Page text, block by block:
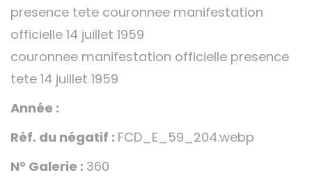
presence tete couronnee manifestation
officielle 14 juillet 1959
couronnee manifestation officielle presence
tete 14 juillet 1959
Année :
Réf. du négatif : FCD_E_59_204.webp
N° Galerie : 360